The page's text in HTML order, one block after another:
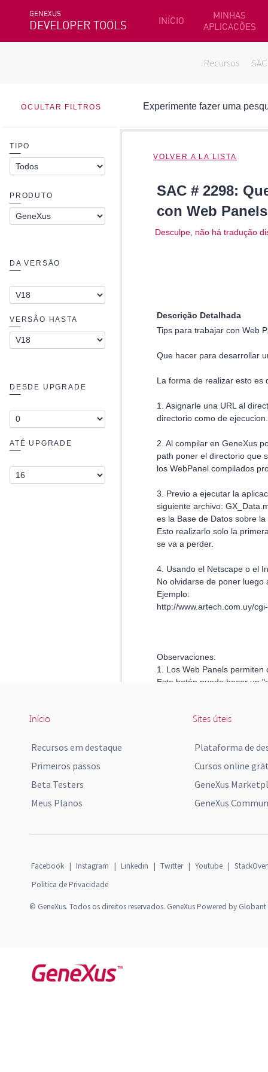
GENEXUS
DEVELOPER TOOLS INÍCIO
MINHAS
APLICACÕES
Recursos SAC
Início
Recursos em destaque
Primeiros passos
Beta Testers
Meus Planos
Sites úteis
Plataforma de
Cursos online
GeneXus
GeneXus
Facebook | Instagram | Linkedin | Twitter | Youtube |
Politica de Privacidade
© GeneXus. Todos os direitos reservados. GeneXus Powered by Globant